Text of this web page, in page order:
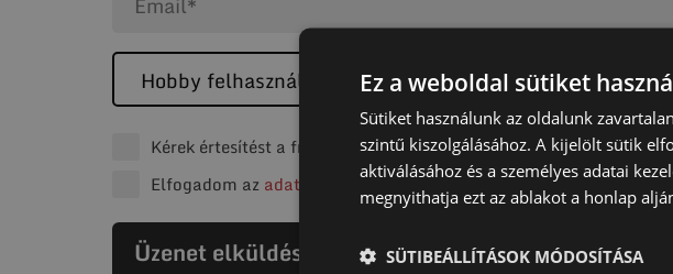
Kérek értesítést a friss hírekről
Elfogadom az adatvédelmi tájékoztatót
Üzenet elküldése
Ez a weboldal sütiket
Sütiket használunk az oldalunk
szintű kiszolgálásához. A kijelölt sütik
aktiválásához és a személyes adatai
megnyithatja ezt az ablakot a honlap
SÜTIBEÁLLÍTÁSOK MÓDOSÍTÁSA